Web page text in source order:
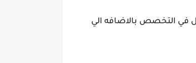
في التخصص بالاضافه الي